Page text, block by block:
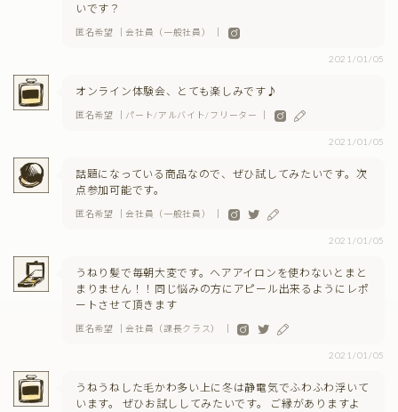
いです？
匿名希望 ｜会社員（一般社員） ｜
2021/01/05
オンライン体験会、とても楽しみです♪
匿名希望 ｜パート/アルバイト/フリーター ｜
2021/01/05
話題になっている商品なので、ぜひ試してみたいです。次
点参加可能です。
匿名希望 ｜会社員（一般社員） ｜
2021/01/05
うねり髪で毎朝大変です。ヘアアイロンを使わないとまと
まりません！！同じ悩みの方にアピール出来るようにレポ
ートさせて頂きます
匿名希望 ｜会社員（課長クラス） ｜
2021/01/05
うねうねした毛かわ多い上に冬は静電気でふわふわ浮いて
います。 ぜひお試ししてみたいです。 ご縁がありますよ